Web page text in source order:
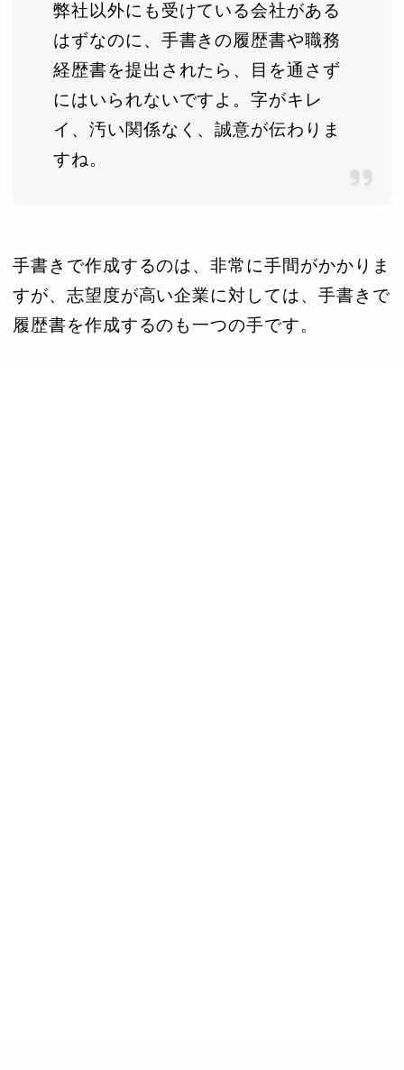
弊社以外にも受けている会社がある
はずなのに、手書きの履歴書や職務
経歴書を提出されたら、目を通さず
にはいられないですよ。字がキレ
イ、汚い関係なく、誠意が伝わりま
すね。
手書きで作成するのは、非常に手間がかかりま
すが、志望度が高い企業に対しては、手書きで
履歴書を作成するのも一つの手です。